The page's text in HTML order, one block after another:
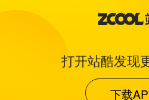
打开站酷发现
下载